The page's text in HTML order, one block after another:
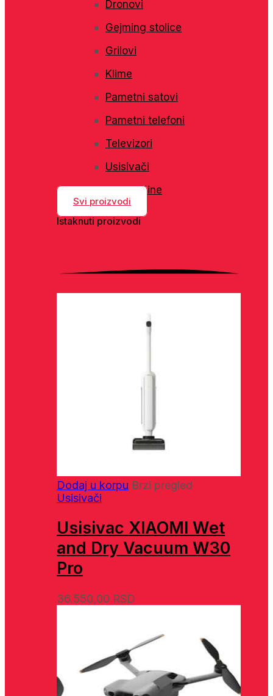
Dronovi
Gejming stolice
Grilovi
Klime
Pametni satovi
Pametni telefoni
Televizori
Usisivači
Veš mašine
Svi proizvodi
Istaknuti proizvodi
Dodaj u korpu Brzi pregled
Usisivači
Usisivac XIAOMI Wet
and Dry Vacuum W30
Pro
36.550,00 RSD